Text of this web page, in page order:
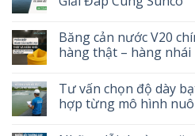
Băng cản nước V20
hàng thật – hàng nhái
Tư vấn chọn độ dày
hợp từng mô hình